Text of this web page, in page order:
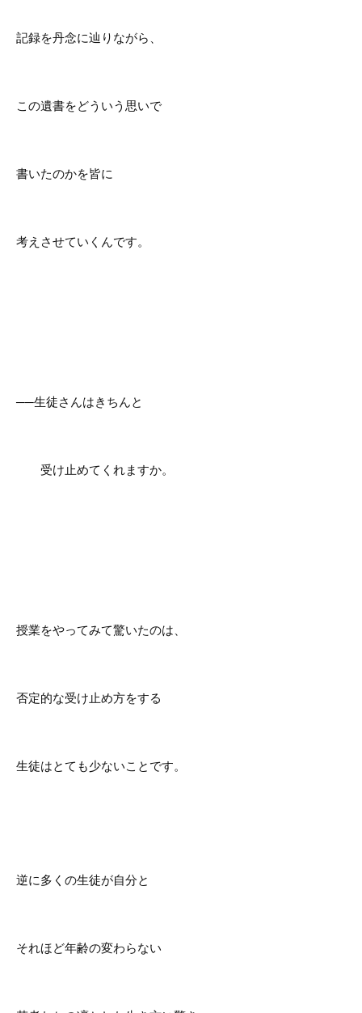
記録を丹念に辿りながら、
この遺書をどういう思いで
書いたのかを皆に
考えさせていくんです。
──生徒さんはきちんと
受け止めてくれますか。
授業をやってみて驚いたのは、
否定的な受け止め方をする
生徒はとても少ないことです。
逆に多くの生徒が自分と
それほど年齢の変わらない